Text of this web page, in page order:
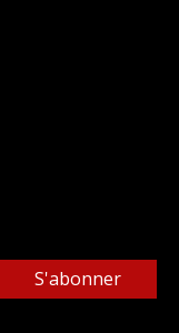
S'abonner